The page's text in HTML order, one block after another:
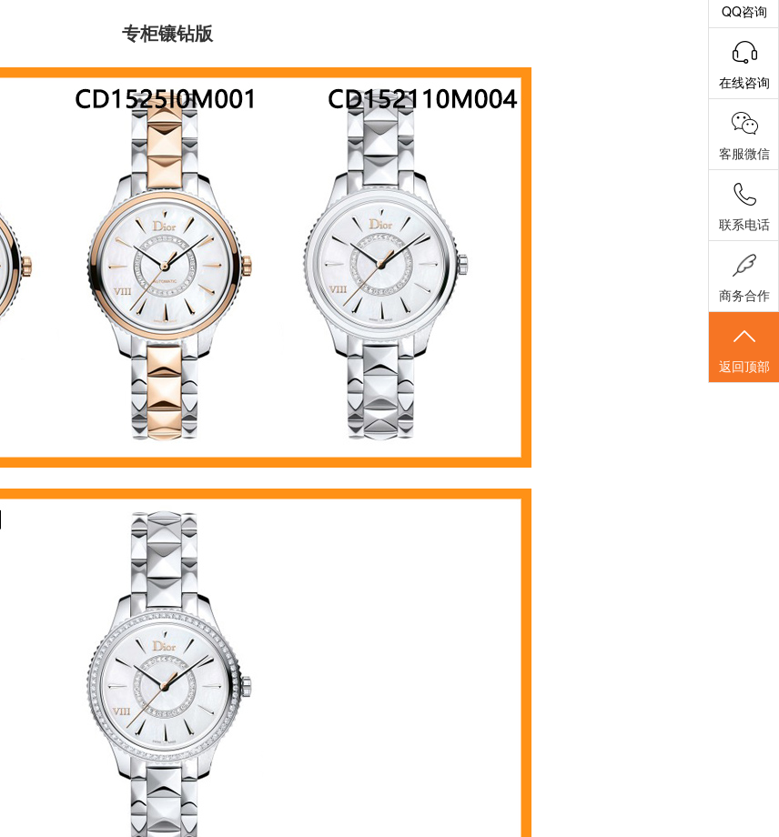
专柜镶钻版
QQ咨询
在线咨询
客服微信
联系电话
商务合作
返回顶部